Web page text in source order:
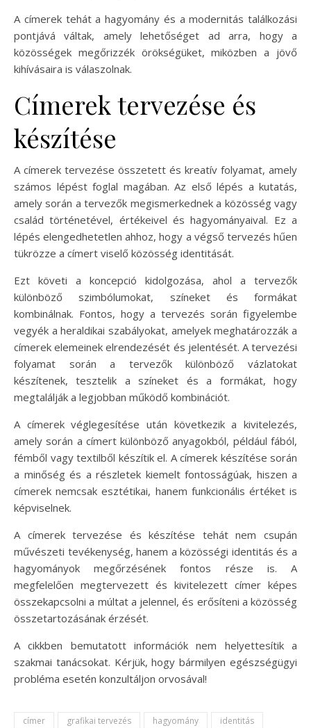
A címerek tehát a hagyomány és a modernitás találkozási
pontjává váltak, amely lehetőséget ad arra, hogy a
közösségek megőrizzék örökségüket, miközben a jövő
kihívásaira is válaszolnak.
Címerek tervezése és
készítése
A címerek tervezése összetett és kreatív folyamat, amely
számos lépést foglal magában. Az első lépés a kutatás,
amely során a tervezők megismerkednek a közösség vagy
család történetével, értékeivel és hagyományaival. Ez a
lépés elengedhetetlen ahhoz, hogy a végső tervezés hűen
tükrözze a címert viselő közösség identitását.
Ezt követi a koncepció kidolgozása, ahol a tervezők
különböző szimbólumokat, színeket és formákat
kombinálnak. Fontos, hogy a tervezés során figyelembe
vegyék a heraldikai szabályokat, amelyek meghatározzák a
címerek elemeinek elrendezését és jelentését. A tervezési
folyamat során a tervezők különböző vázlatokat
készítenek, tesztelik a színeket és a formákat, hogy
megtalálják a legjobban működő kombinációt.
A címerek véglegesítése után következik a kivitelezés,
amely során a címert különböző anyagokból, például fából,
fémből vagy textilből készítik el. A címerek készítése során
a minőség és a részletek kiemelt fontosságúak, hiszen a
címerek nemcsak esztétikai, hanem funkcionális értéket is
képviselnek.
A címerek tervezése és készítése tehát nem csupán
művészeti tevékenység, hanem a közösségi identitás és a
hagyományok megőrzésének fontos része is. A
megfelelően megtervezett és kivitelezett címer képes
összekapcsolni a múltat a jelennel, és erősíteni a közösség
összetartozásának érzését.
A cikkben bemutatott információk nem helyettesítik a
szakmai tanácsokat. Kérjük, hogy bármilyen egészségügyi
probléma esetén konzultáljon orvosával!
címer grafikai tervezés hagyomány
identitás